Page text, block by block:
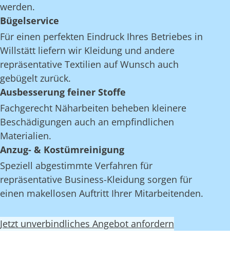
werden.
Bügelservice
Für einen perfekten Eindruck Ihres Betriebes in
Willstätt liefern wir Kleidung und andere
repräsentative Textilien auf Wunsch auch
gebügelt zurück.
Ausbesserung feiner Stoffe
Fachgerecht Näharbeiten beheben kleinere
Beschädigungen auch an empfindlichen
Materialien.
Anzug- & Kostümreinigung
Speziell abgestimmte Verfahren für
repräsentative Business-Kleidung sorgen für
einen makellosen Auftritt Ihrer Mitarbeitenden.
Jetzt unverbindliches Angebot anfordern